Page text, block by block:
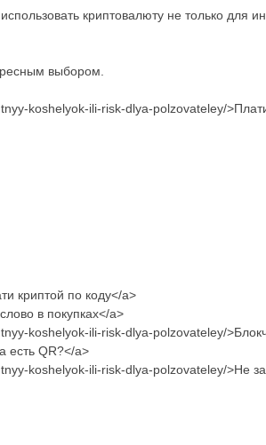
криптовалюту не только для
выбором.
koshelyok-ili-risk-dlya-polzovateley/
криптой по коду</a>
в покупках</a>
koshelyok-ili-risk-dlya-polzovateley/
есть QR?</a>
koshelyok-ili-risk-dlya-polzovateley/>Не